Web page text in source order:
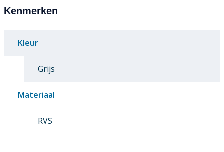
Kenmerken
Kleur
Grijs
Materiaal
RVS